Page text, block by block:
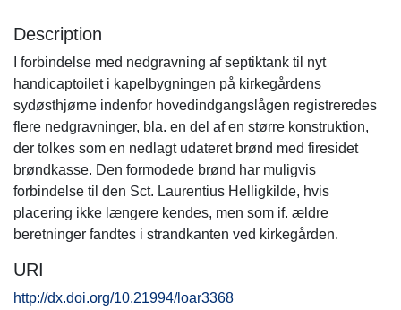
Description
I forbindelse med nedgravning af septiktank til nyt
handicaptoilet i kapelbygningen på kirkegårdens
sydøsthjørne indenfor hovedindgangslågen registreredes
flere nedgravninger, bla. en del af en større konstruktion,
der tolkes som en nedlagt udateret brønd med firesidet
brøndkasse. Den formodede brønd har muligvis
forbindelse til den Sct. Laurentius Helligkilde, hvis
placering ikke længere kendes, men som if. ældre
beretninger fandtes i strandkanten ved kirkegården.
URI
http://dx.doi.org/10.21994/loar3368